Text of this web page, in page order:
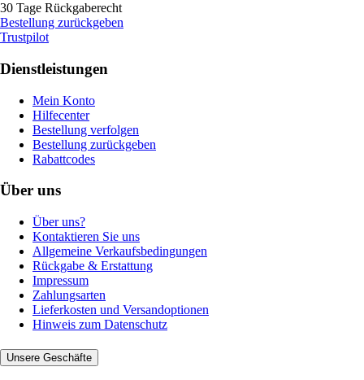
30 Tage Rückgaberecht
Bestellung zurückgeben
Trustpilot
Dienstleistungen
Mein Konto
Hilfecenter
Bestellung verfolgen
Bestellung zurückgeben
Rabattcodes
Über uns
Über uns?
Kontaktieren Sie uns
Allgemeine Verkaufsbedingungen
Rückgabe & Erstattung
Impressum
Zahlungsarten
Lieferkosten und Versandoptionen
Hinweis zum Datenschutz
Unsere Geschäfte